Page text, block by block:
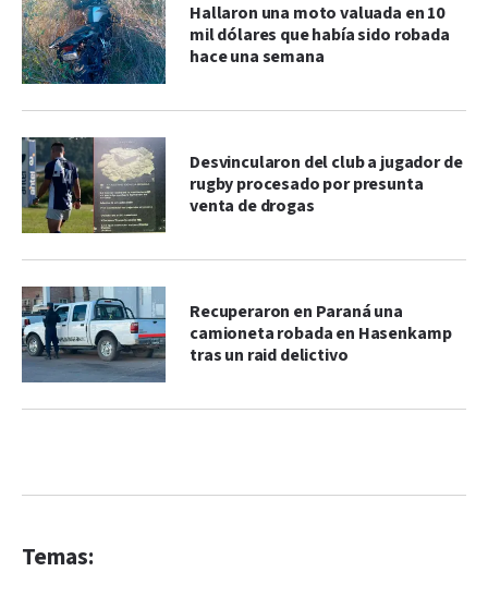
Hallaron una moto valuada en 10
mil dólares que había sido robada
hace una semana
Desvincularon del club a jugador de
rugby procesado por presunta
venta de drogas
Recuperaron en Paraná una
camioneta robada en Hasenkamp
tras un raid delictivo
Temas: